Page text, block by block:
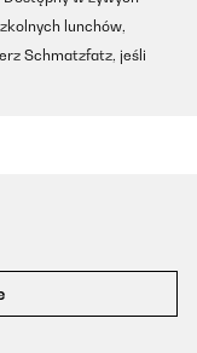
lunchów,
Schmatzfatz, jeśli